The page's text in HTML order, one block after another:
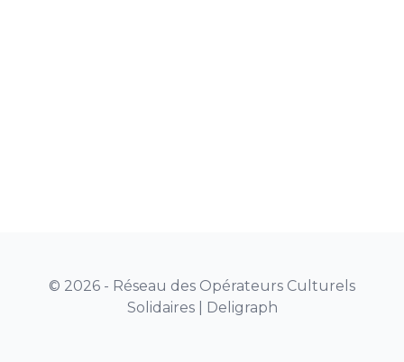
© 2026 - Réseau des Opérateurs Culturels
Solidaires | Deligraph